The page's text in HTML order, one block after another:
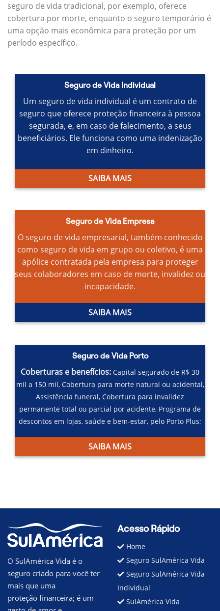
seguro de vida tradicional, por exemplo, oferece
cobertura por morte, enquanto o seguro temporário é
uma opção mais econômica para proteção por um
período específico.
Seguro de Vida Individual
Um seguro de vida individual é um contrato de
seguro que oferece proteção financeira à pessoa
segurada, e, em caso de falecimento, a seus
beneficiários. Ele funciona como uma indenização
em dinheiro.
SAIBA MAIS
Seguro de Vida Empresa
O seguro de vida empresarial, também conhecido
como seguro de vida em grupo ou coletivo, é uma
apólice contratada pela empresa para proteger
seus colaboradores em caso de morte, invalidez ou
incapacidade.
SAIBA MAIS
Seguro de Vida Porto
Coberturas e benefícios: Capital segurado de R$ 30
mil a 150 mil, Cobertura para morte natural ou acidental,
Assistência funeral,Cobertura para invalidez
permanente total ou parcial por acidente, Programa de
descontos em lojas, saúde e bem-estar, pelo Porto Plus;
SAIBA MAIS
O SulAmérica Vida é o
seguro criado para você ter
mais que uma
proteção financeira; é um
Acesso Rápido
Home
Seguro SulAmérica Vida
Seguro SulAmérica Vida
Individual
SulAmérica Vida